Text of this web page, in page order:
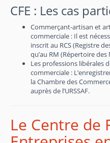
CFE : Les cas
Commerçant-artisan et
commerciale : Il est
inscrit au RCS (Registre
qu’au RM (Répertoire des
Les professions libérales
commerciale :
la Chambre des
auprès de l’URSSAF.
Le Centre de